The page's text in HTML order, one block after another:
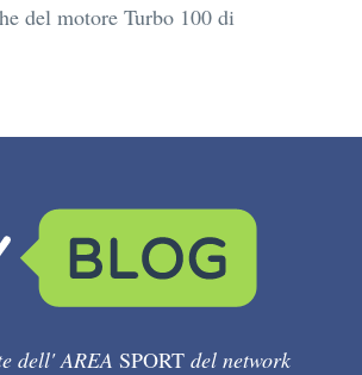
del motore Turbo 100 di
dell' AREA SPORT del network